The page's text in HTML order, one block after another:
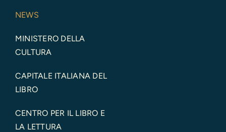
NEWS
MINISTERO DELLA
CULTURA
CAPITALE ITALIANA DEL
LIBRO
CENTRO PER IL LIBRO E
LA LETTURA